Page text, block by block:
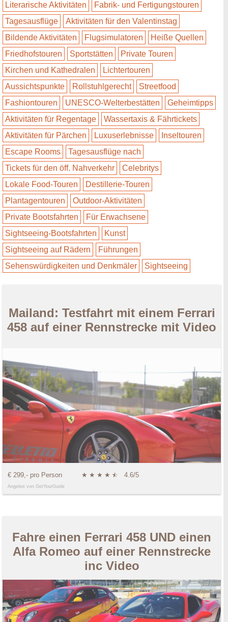
Literarische Aktivitäten
Fabrik- und Fertigungstouren
Tagesausflüge
Aktivitäten für den Valentinstag
Bildende Aktivitäten
Flugsimulatoren
Heiße Quellen
Friedhofstouren
Sportstätten
Private Touren
Kirchen und Kathedralen
Lichtertouren
Aussichtspunkte
Rollstuhlgerecht
Streetfood
Fashiontouren
UNESCO-Welterbestätten
Geheimtipps
Aktivitäten für Regentage
Wassertaxis & Fährtickets
Aktivitäten für Pärchen
Luxuserlebnisse
Inseltouren
Escape Rooms
Tagesausflüge nach
Tickets für den öff. Nahverkehr
Celebritys
Lokale Food-Touren
Destillerie-Touren
Plantagentouren
Outdoor-Aktivitäten
Private Bootsfahrten
Für Erwachsene
Sightseeing-Bootsfahrten
Kunst
Sightseeing auf Rädern
Führungen
Sehenswürdigkeiten und Denkmäler
Sightseeing
Mailand: Testfahrt mit einem Ferrari
458 auf einer Rennstrecke mit Video
€ 299,- pro Person ★ ★ ★ ★ ★
☆ 4.6/5
Angebot von GetYourGuide
Fahre einen Ferrari 458 UND einen
Alfa Romeo auf einer Rennstrecke
inc Video